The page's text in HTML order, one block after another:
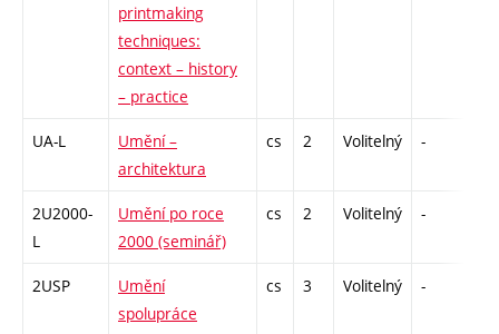
printmaking
techniques:
context – history
– practice
UA-L
Umění –
architektura
cs 2 Volitelný -
2U2000-
L
Umění po roce
2000 (seminář)
cs 2 Volitelný -
2USP
Umění
spolupráce
cs 3 Volitelný -